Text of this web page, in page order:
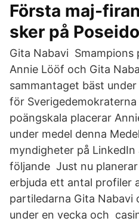
Första maj-
sker på
Gita Nabavi Smampions
Annie Lööf och Gita
sammantaget bäst
för Sverigedemokraterna
poängskala placerar
under medel denna
myndigheter på LinkedIn
följande Just nu
erbjuda ett antal profiler
partiledarna Gita Nabavi
under en vecka och